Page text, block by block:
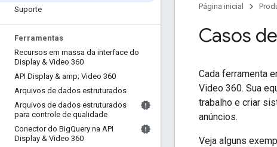
Suporte
Ferramentas
Recursos em massa da interface do
Display & Video 360
API Display & amp; Video 360
Arquivos de dados estruturados
Arquivos de dados estruturados
para controle de qualidade
Conector do BigQuery na API
Display & Video 360
Página inicial
Casos
Cada ferramenta
Video 360. Sua
trabalho e criar
anúncios.
Veja alguns